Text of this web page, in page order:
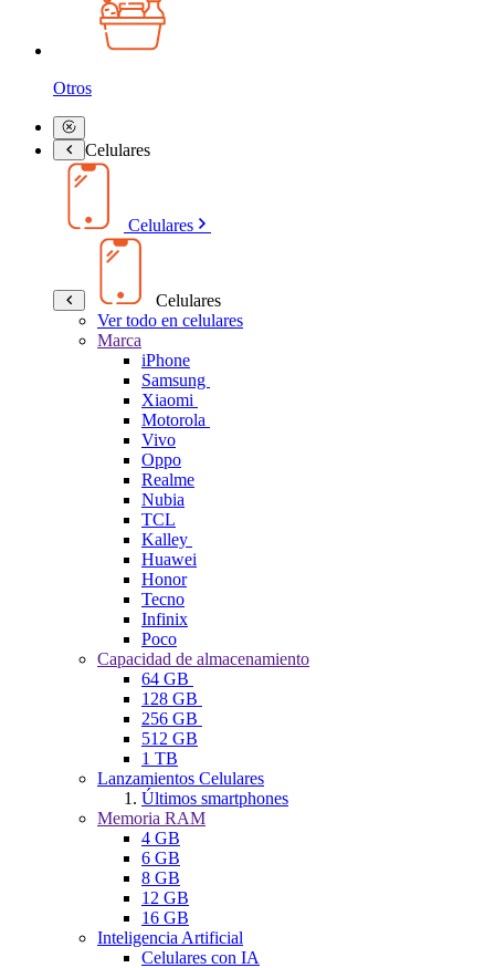
Otros
Celulares
Celulares
Celulares
Ver todo en celulares
Marca
iPhone
Samsung
Xiaomi
Motorola
Vivo
Oppo
Realme
Nubia
TCL
Kalley
Huawei
Honor
Tecno
Infinix
Poco
Capacidad de almacenamiento
64 GB
128 GB
256 GB
512 GB
1 TB
Lanzamientos Celulares
Últimos smartphones
Memoria RAM
4 GB
6 GB
8 GB
12 GB
16 GB
Inteligencia Artificial
Celulares con IA